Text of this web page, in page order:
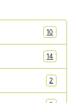
10
14
2